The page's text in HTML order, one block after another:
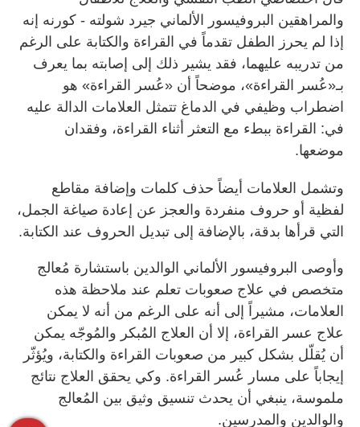
والمراهقين البروفيسور الألماني جيرد شولته - كورنه إنه
إذا لم يحرز الطفل تقدماً في القراءة والكتابة على الرغم
من تدريبه عليهما، فقد يشير ذلك إلى إصابته بما يعرف
بـ«عُسر القراءة»، موضحاً أن «عُسر القراءة» هو
اضطراب وظيفي في الدماغ تتمثل العلامات الدالة عليه
في: القراءة ببطء مع التعثر أثناء القراءة، وفقدان
موضعها.
وتشمل العلامات أيضاً حذف كلمات وإضافة مقاطع
لفظية أو حروف منفردة والعجز عن إعادة صياغة الجمل،
التي قرأها بدقة، بالإضافة إلى تبديل الحروف عند الكتابة.
وأوصى البروفيسور الألماني الوالدين باستشارة مُعالج
متخصص في علاج صعوبات تعلم عند ملاحظة هذه
العلامات، مشيراً إلى أنه على الرغم من أنه لا يمكن
علاج عسر القراءة، إلا أن العلاج المُبكر والمُوجّه يمكن
أن يُقلّل بشكل كبير من صعوبات القراءة والكتابة، ويُؤثّر
إيجاباً على مسار عُسر القراءة. وكي يحقق العلاج نتائج
ملموسة، ينبغي أن يحدث تنسيق وثيق بين المُعالج
والوالدين والمدرسين.